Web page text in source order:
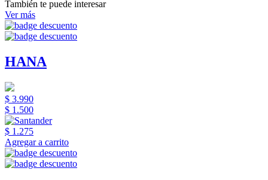
También te puede interesar
Ver más
HANA
$ 3.990
$ 1.500
$ 1.275
Agregar a carrito